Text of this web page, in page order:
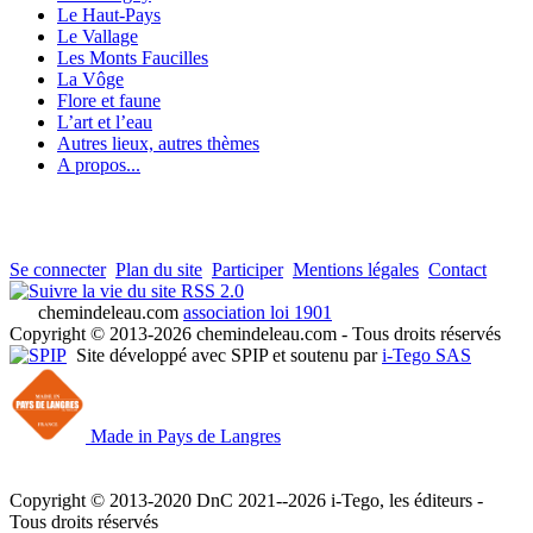
Le Haut-Pays
Le Vallage
Les Monts Faucilles
La Vôge
Flore et faune
L’art et l’eau
Autres lieux, autres thèmes
A propos...
Se connecter Plan du site Participer Mentions légales Contact
RSS 2.0
chemindeleau.com association loi 1901
Copyright © 2013-2026 chemindeleau.com - Tous droits réservés
Site développé avec SPIP et soutenu pari-Tego SAS
Made in Pays de Langres
Copyright © 2013-2020 DnC 2021--2026 i-Tego, les éditeurs -
Tous droits réservés